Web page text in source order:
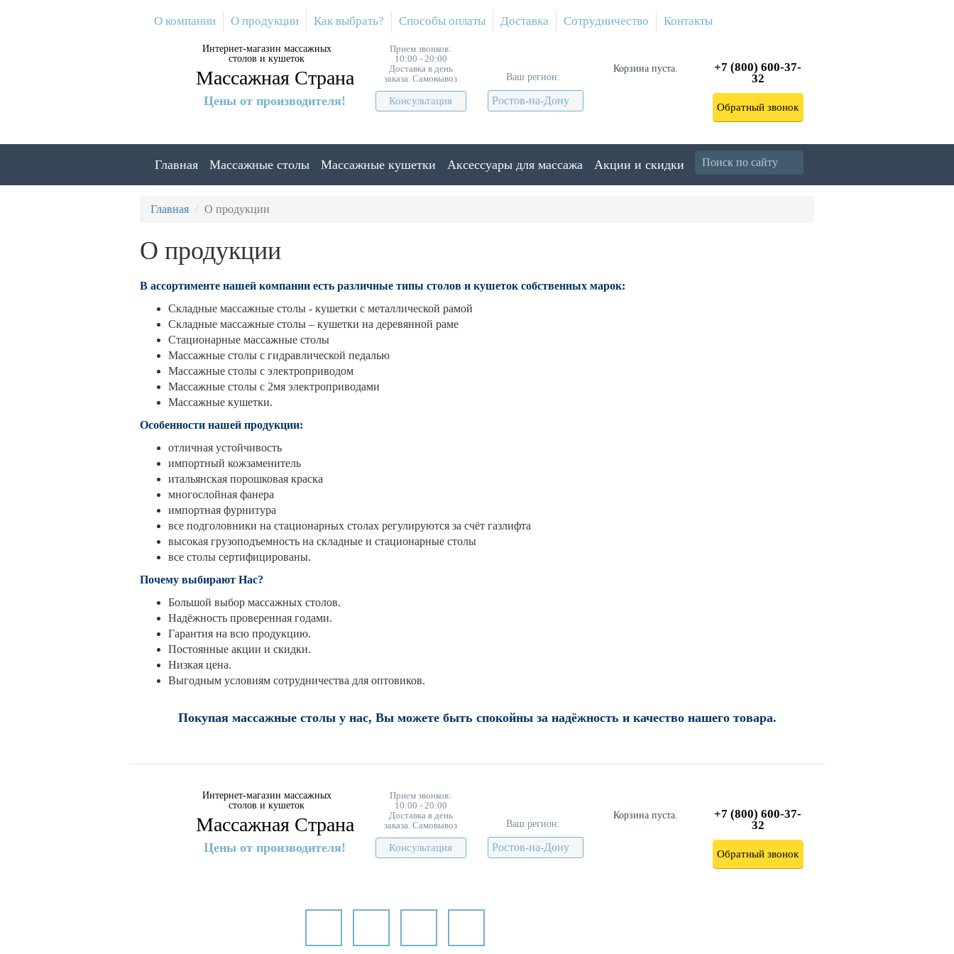
О компании О продукции Как выбрать? Способы оплаты Доставка Сотрудничество Контакты
Интернет-магазин массажных
столов и кушеток
Массажная Страна
Цены от производителя!
Прием звонков:
10:00 - 20:00
Доставка в день
заказа. Самовывоз
Консультация
Ваш регион:
Ростов-на-Дону
Корзина пуста.
+7 (800) 600-37-
32
Обратный звонок
Главная Массажные столы Массажные кушетки Аксессуары для массажа Акции и скидки
Главная О продукции
О продукции
В ассортименте нашей компании есть различные типы столов и кушеток собственных марок:
Складные массажные столы - кушетки с металлической рамой
Складные массажные столы – кушетки на деревянной раме
Стационарные массажные столы
Массажные столы с гидравлической педалью
Массажные столы с электроприводом
Массажные столы с 2мя электроприводами
Массажные кушетки.
Особенности нашей продукции:
отличная устойчивость
импортный кожзаменитель
итальянская порошковая краска
многослойная фанера
импортная фурнитура
все подголовники на стационарных столах регулируются за счёт газлифта
высокая грузоподъемность на складные и стационарные столы
все столы сертифицированы.
Почему выбирают Нас?
Большой выбор массажных столов.
Надёжность проверенная годами.
Гарантия на всю продукцию.
Постоянные акции и скидки.
Низкая цена.
Выгодным условиям сотрудничества для оптовиков.
Покупая массажные столы у нас, Вы можете быть спокойны за надёжность и качество нашего товара.
Интернет-магазин массажных
столов и кушеток
Массажная Страна
Цены от производителя!
Прием звонков:
10:00 - 20:00
Доставка в день
заказа. Самовывоз
Консультация
Ваш регион:
Ростов-на-Дону
Корзина пуста.
+7 (800) 600-37-
32
Обратный звонок